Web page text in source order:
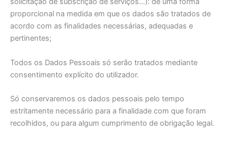
proporcional na medida em que os dados são tratados de
acordo com as finalidades necessárias, adequadas e
pertinentes;
Todos os Dados Pessoais só serão tratados mediante
consentimento explícito do utilizador.
Só conservaremos os dados pessoais pelo tempo
estritamente necessário para a finalidade com que foram
recolhidos, ou para algum cumprimento de obrigação legal.